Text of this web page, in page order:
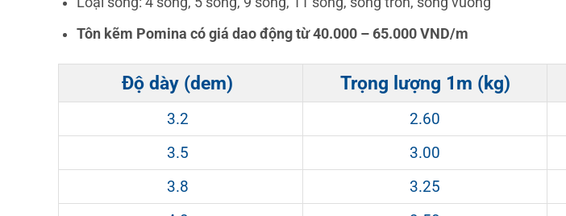
Tôn kẽm Pomina có giá dao động từ 40.000 – 65.000 VND/m
Độ dày (dem) Trọng lượng 1m (kg)
3.2 2.60
3.5
3.00
3.8
3.25